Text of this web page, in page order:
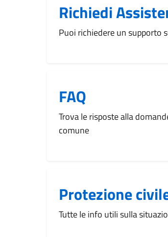
Richiedi
Puoi richiedere un supporto
FAQ
Trova le risposte alla
comune
Protezione
Tutte le info utili sulla